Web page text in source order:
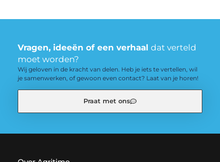
Vragen, ideeën of een verhaal dat verteld
moet worden?
Wij geloven in de kracht van delen. Heb je iets te vertellen, wil
je samenwerken, of gewoon even contact? Laat van je horen!
Praat met ons